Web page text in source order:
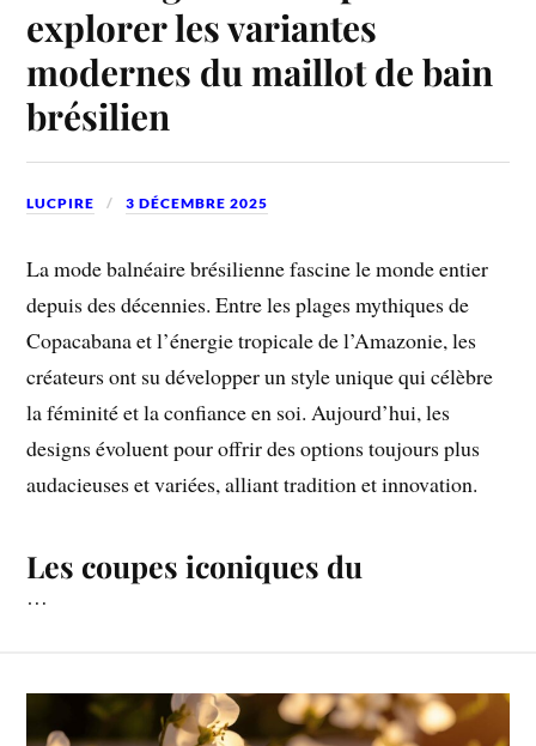
explorer les variantes
modernes du maillot de bain
brésilien
LUCPIRE 3 DÉCEMBRE 2025
La mode balnéaire brésilienne fascine le monde entier
depuis des décennies. Entre les plages mythiques de
Copacabana et l’énergie tropicale de l’Amazonie, les
créateurs ont su développer un style unique qui célèbre
la féminité et la confiance en soi. Aujourd’hui, les
designs évoluent pour offrir des options toujours plus
audacieuses et variées, alliant tradition et innovation.
Les coupes iconiques du
…